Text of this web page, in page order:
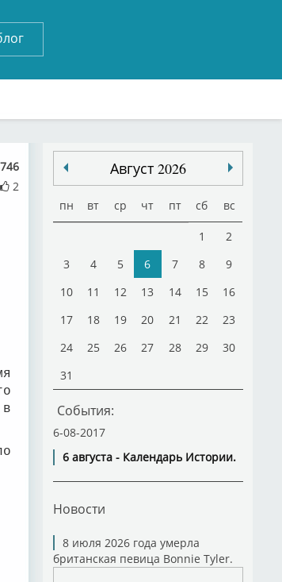
2
Август 2026
пн вт ср чт пт сб вс
1
2
3
4 5 6 7 8
9
10
11 12 13 14 15
16
17
18 19 20 21 22
23
24
25 26 27 28 29
30
31
События:
6-08-2017
6 августа - Календарь Истории.
Новости
8 июля 2026 года умерла
британская певица Bonnie Tyler.